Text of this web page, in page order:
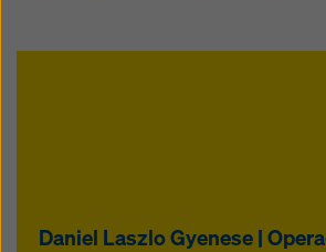
Daniel Laszlo Gyenese |